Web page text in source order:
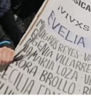
Para María
Discriminación
integrante de la
(FALGBT), el
Argentina no
que provienen